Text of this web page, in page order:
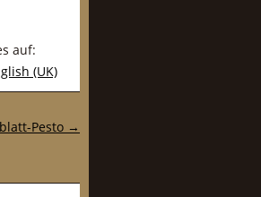
auf:
(UK)
Pesto →